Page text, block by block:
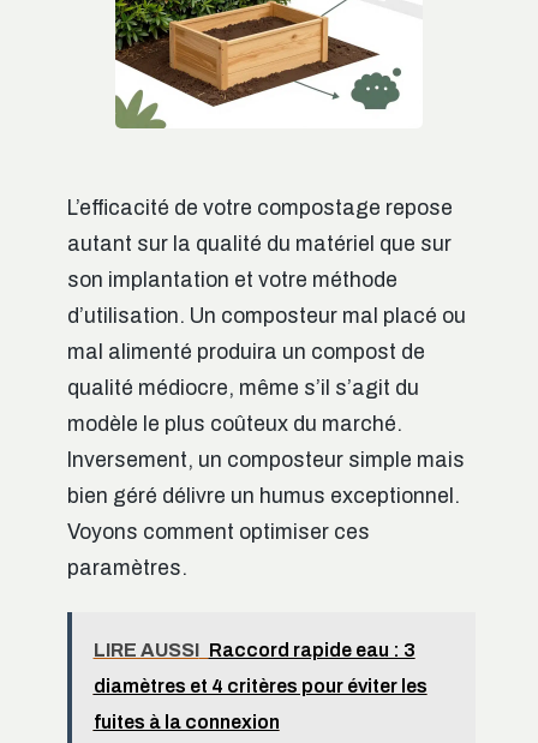
L’efficacité de votre compostage repose
autant sur la qualité du matériel que sur
son implantation et votre méthode
d’utilisation. Un composteur mal placé ou
mal alimenté produira un compost de
qualité médiocre, même s’il s’agit du
modèle le plus coûteux du marché.
Inversement, un composteur simple mais
bien géré délivre un humus exceptionnel.
Voyons comment optimiser ces
paramètres.
LIRE AUSSI Raccord rapide eau : 3
diamètres et 4 critères pour éviter les
fuites à la connexion